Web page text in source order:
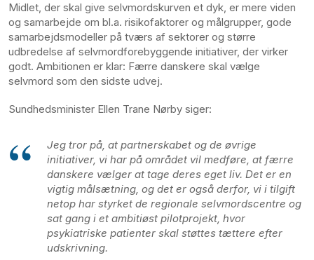
Midlet, der skal give selvmordskurven et dyk, er mere viden
og samarbejde om bl.a. risikofaktorer og målgrupper, gode
samarbejdsmodeller på tværs af sektorer og større
udbredelse af selvmordforebyggende initiativer, der virker
godt. Ambitionen er klar: Færre danskere skal vælge
selvmord som den sidste udvej.
Sundhedsminister Ellen Trane Nørby siger:
Jeg tror på, at partnerskabet og de øvrige
initiativer, vi har på området vil medføre, at færre
danskere vælger at tage deres eget liv. Det er en
vigtig målsætning, og det er også derfor, vi i tilgift
netop har styrket de regionale selvmordscentre og
sat gang i et ambitiøst pilotprojekt, hvor
psykiatriske patienter skal støttes tættere efter
udskrivning.